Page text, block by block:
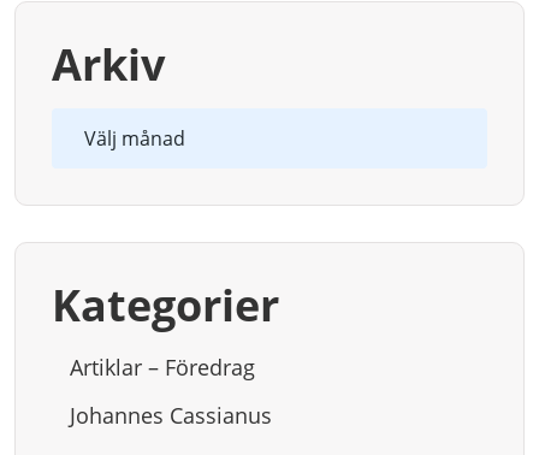
Arkiv
Kategorier
Artiklar – Föredrag
Johannes Cassianus